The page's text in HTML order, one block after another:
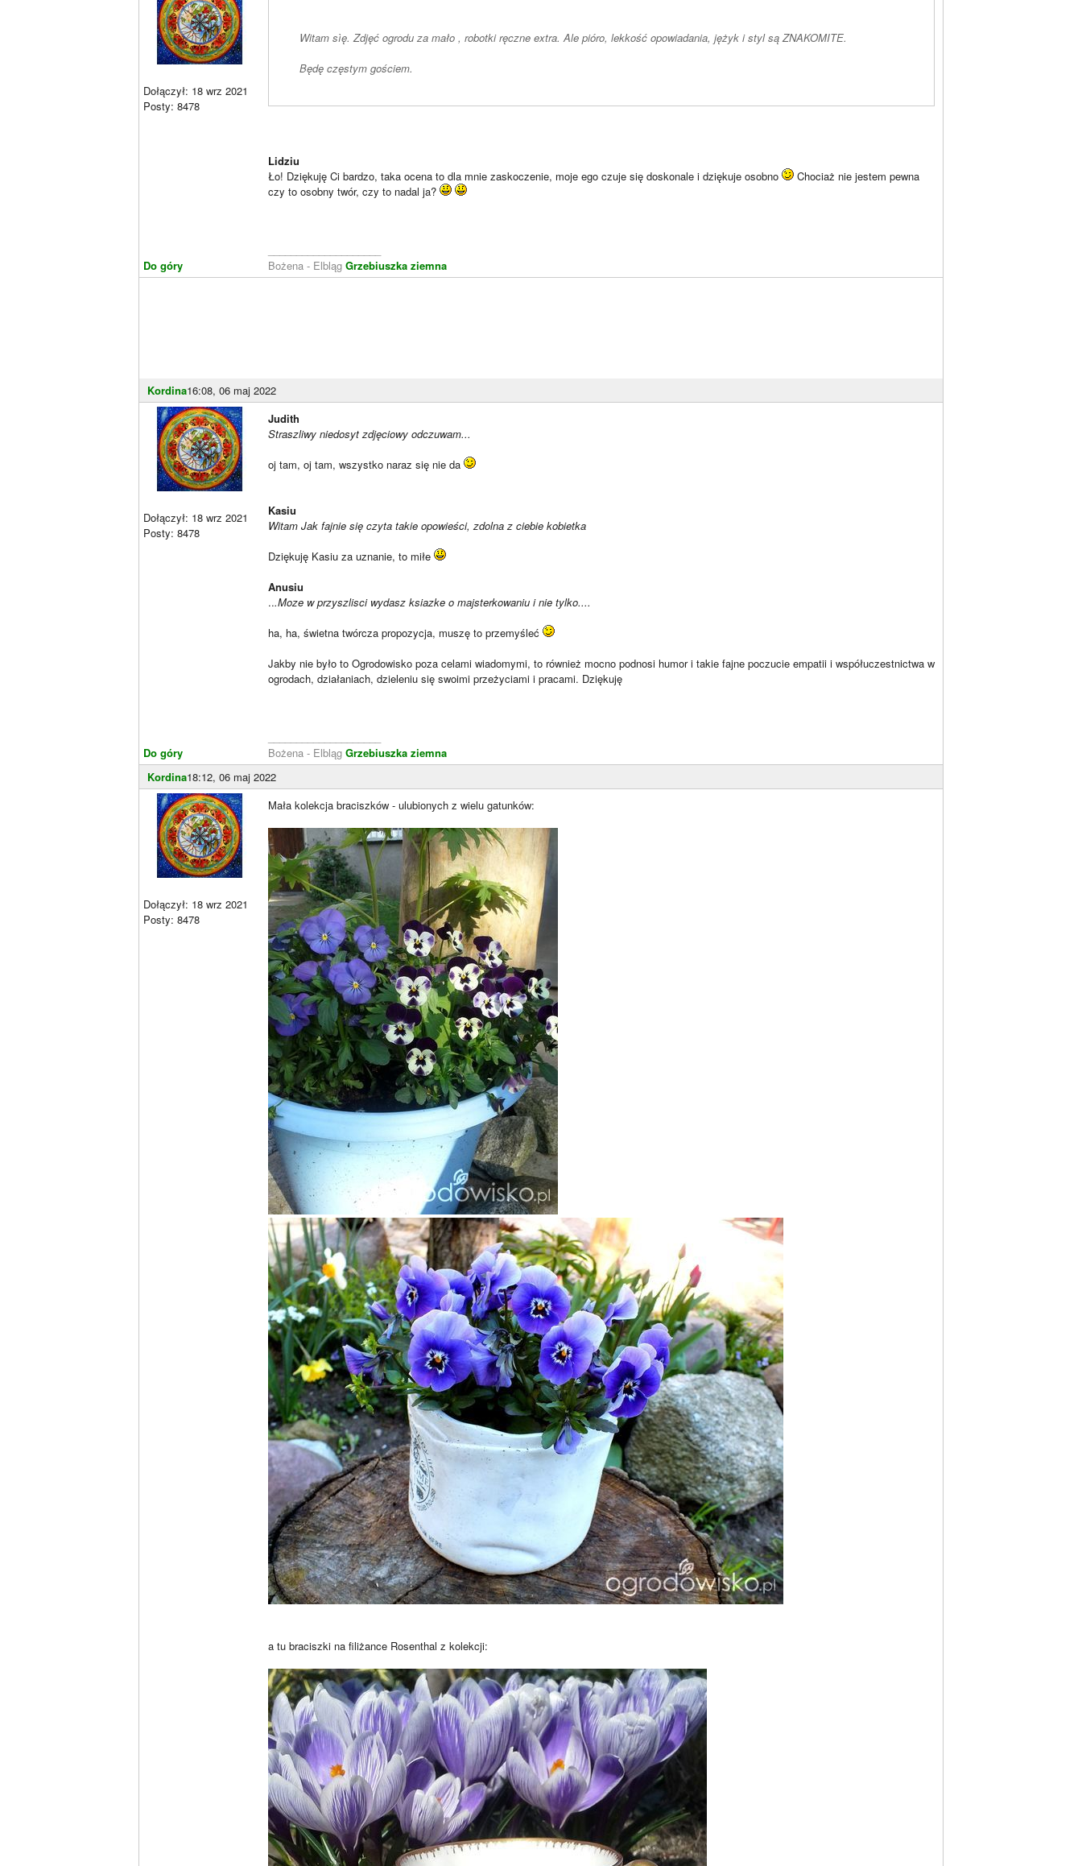
Dołączył: 18 wrz 2021
Posty: 8478
Do góry
Witam sìę. Zdjęć ogrodu za mało , robotki ręczne extra. Ale pióro, lekkość opowiadania, jężyk i styl są ZNAKOMITE.
Będę częstym gościem.
Lidziu
Ło! Dziękuję Ci bardzo, taka ocena to dla mnie zaskoczenie, moje ego czuje się doskonale i dziękuje osobno
Chociaż nie jestem pewna
czy to osobny twór, czy to nadal ja?
Bożena - Elbląg Grzebiuszka ziemna
Kordina16:08, 06 maj 2022
Dołączył: 18 wrz 2021
Posty: 8478
Do góry
Judith
Straszliwy niedosyt zdjęciowy odczuwam...
oj tam, oj tam, wszystko naraz się nie da
Kasiu
Witam Jak fajnie się czyta takie opowieści, zdolna z ciebie kobietka
Dziękuję Kasiu za uznanie, to miłe
Anusiu
...Moze w przyszlisci wydasz ksiazke o majsterkowaniu i nie tylko....
ha, ha, świetna twórcza propozycja, muszę to przemyśleć
Jakby nie było to Ogrodowisko poza celami wiadomymi, to również mocno podnosi humor i takie fajne poczucie empatii i współuczestnictwa w
ogrodach, działaniach, dzieleniu się swoimi przeżyciami i pracami. Dziękuję
Bożena - Elbląg Grzebiuszka ziemna
Kordina18:12, 06 maj 2022
Dołączył: 18 wrz 2021
Posty: 8478
Mała kolekcja braciszków - ulubionych z wielu gatunków:
a tu braciszki na filiżance Rosenthal z kolekcji: